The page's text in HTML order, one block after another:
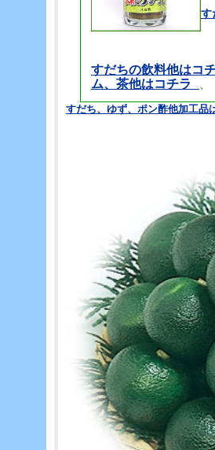
す
すだちの飲料他はコ
ム、茶他はコチラ
すだち、ゆず、ポン酢他加工品